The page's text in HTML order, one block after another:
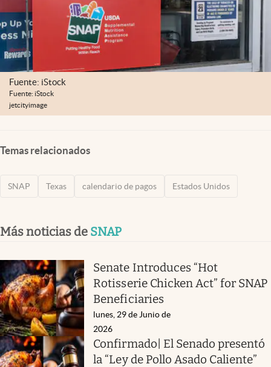
Fuente: iStock
Fuente: iStock
jetcityimage
Temas relacionados
SNAP Texas calendario de pagos Estados Unidos
Más noticias de SNAP
Senate Introduces “Hot
Rotisserie Chicken Act” for SNAP
Beneficiaries
lunes, 29 de Junio de
2026
Confirmado| El Senado presentó
la “Ley de Pollo Asado Caliente”